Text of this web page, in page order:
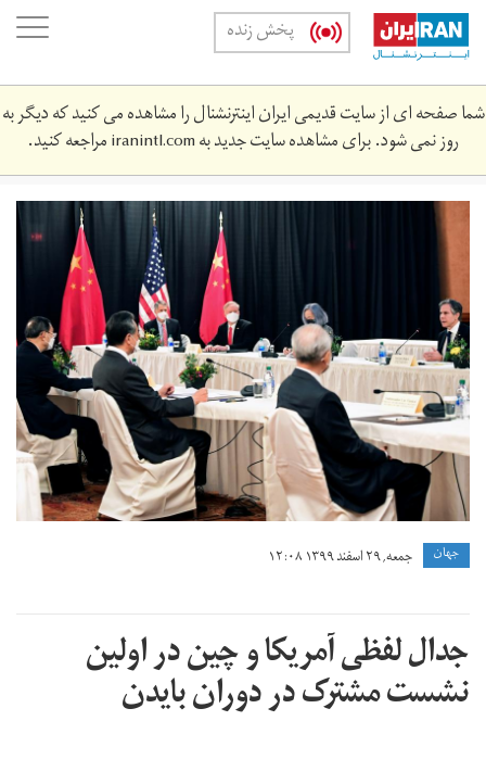
Skip
main
content
پخش زنده
شما صفحه ای از سایت قدیمی ایران اینترنشنال را مشاهده می کنید که دیگر به
روز نمی شود. برای مشاهده سایت جدید بهiranintl.comمراجعه کنید.
2021-
03-
china-
alaska-
blinken.jpg
جهان جمعه, ۲۹ اسفند ۱۳۹۹ ۱۲:۰۸
جدال لفظی آمریکا و چین در اولین
نشست مشترک در دوران بایدن